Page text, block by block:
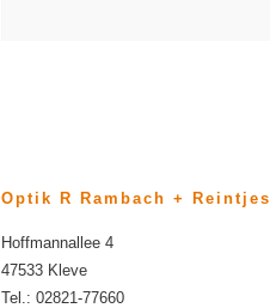
Optik R Rambach + Reintjes
Hoffmannallee 4
47533 Kleve
Tel.: 02821-77660